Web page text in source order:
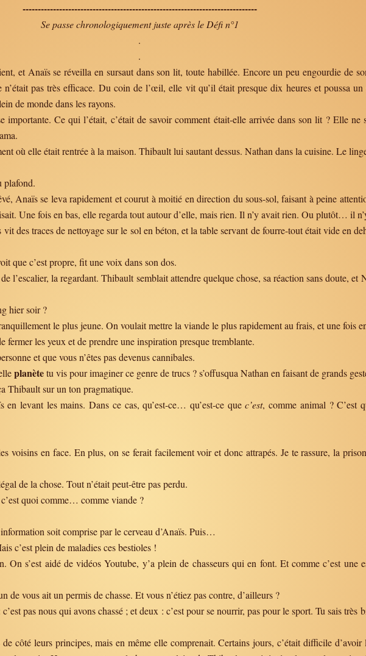
-----------------------------------------------------------------------------
Se passe chronologiquement juste après le Défi n°1
.
.
et Anaïs se réveilla en sursaut dans son lit, toute habillée. Encore un peu engourdie de
n’était pas très efficace. Du coin de l’œil, elle vit qu’il était presque dix heures et poussa
de monde dans les rayons.
importante. Ce qui l’était, c’était de savoir comment était-elle arrivée dans son lit ? Elle ne
où elle était rentrée à la maison. Thibault lui sautant dessus. Nathan dans la cuisine. Le
plafond.
Anaïs se leva rapidement et courut à moitié en direction du sous-sol, faisant à peine
Une fois en bas, elle regarda tout autour d’elle, mais rien. Il n’y avait rien. Ou plutôt… il
des traces de nettoyage sur le sol en béton, et la table servant de fourre-tout était vide en
que c’est propre, fit une voix dans son dos.
l’escalier, la regardant. Thibault semblait attendre quelque chose, sa réaction sans doute, et
hier soir ?
le plus jeune. On voulait mettre la viande le plus rapidement au frais, et une fois
fermer les yeux et de prendre une inspiration presque tremblante.
et que vous n’êtes pas devenus cannibales.
planètetu vis pour imaginer ce genre de trucs ? s’offusqua Nathan en faisant de grands
Thibault sur un ton pragmatique.
levant les mains. Dans ce cas, qu’est-ce… qu’est-ce quec’est, comme animal ? C’est
voisins en face. En plus, on se ferait facilement voir et donc attrapés. Je te rassure, la
de la chose. Tout n’était peut-être pas perdu.
quoi comme… comme viande ?
soit comprise par le cerveau d’Anaïs. Puis…
c’est plein de maladies ces bestioles !
s’est aidé de vidéos Youtube, y’a plein de chasseurs qui en font. Et comme c’est une
de vous ait un permis de chasse. Et vous n’étiez pas contre, d’ailleurs ?
pas nous qui avons chassé ; et deux : c’est pour se nourrir, pas pour le sport. Tu sais très
côté leurs principes, mais en même elle comprenait. Certains jours, c’était difficile d’avoir